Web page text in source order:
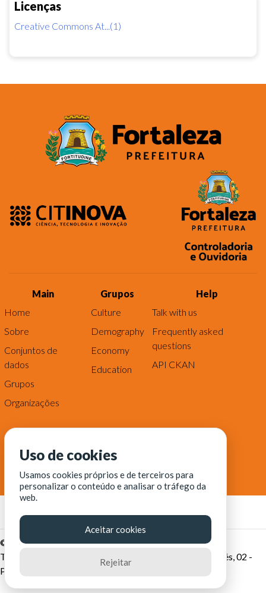
Licenças
Creative Commons At...(1)
Main
Home
Sobre
Conjuntos de
dados
Grupos
Organizações
Grupos
Culture
Demography
Economy
Education
Help
Talk with us
Frequently asked
questions
API CKAN
© Fortaleza Digital || CITINOVA - Fundação de Ciência,
Tecnologia e Inovação de Fortaleza - Rua dos Tremembés, 02 -
Praia de Iracema - Fortaleza-CE
Uso de cookies
Usamos cookies próprios e de terceiros para
personalizar o conteúdo e analisar o tráfego da
web.
Aceitar cookies
Rejeitar